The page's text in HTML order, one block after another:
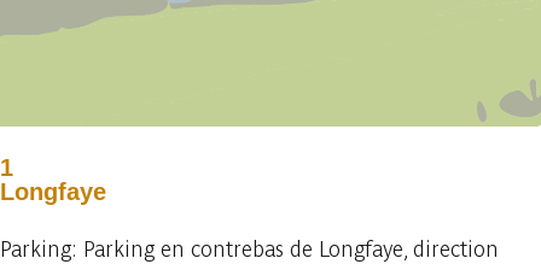
1
Longfaye
Parking: Parking en contrebas de Longfaye, direction